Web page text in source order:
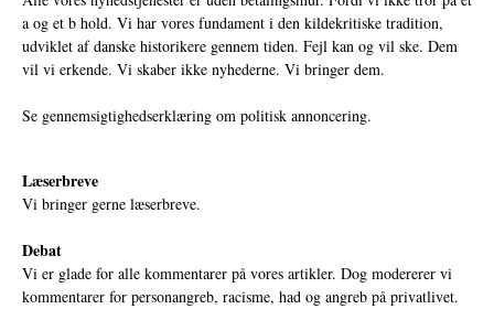
a og et b hold. Vi har vores fundament i den kildekritiske tradition,
udviklet af danske historikere gennem tiden. Fejl kan og vil ske. Dem
vil vi erkende. Vi skaber ikke nyhederne. Vi bringer dem.
Se gennemsigtighedserklæring om politisk annoncering.
Læserbreve
Vi bringer gerne læserbreve.
Debat
Vi er glade for alle kommentarer på vores artikler. Dog modererer vi
kommentarer for personangreb, racisme, had og angreb på privatlivet.